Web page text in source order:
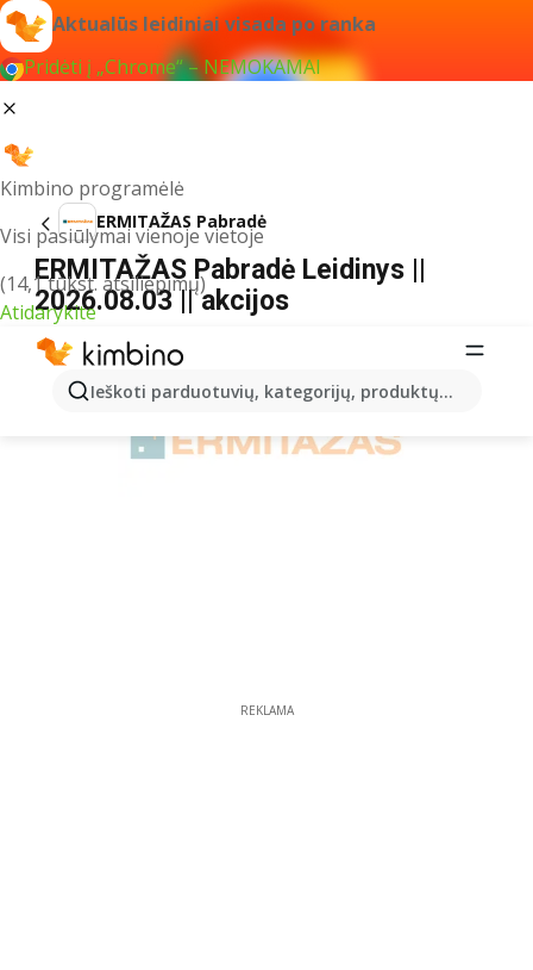
Aktualūs leidiniai visada po ranka
Pridėti į „Chrome“ – NEMOKAMAI
Kimbino programėlė
Visi pasiūlymai vienoje vietoje
(14,1 tūkst. atsiliepimų)
Atidarykite
Ieškoti parduotuvių, kategorijų, produktų...
ERMITAŽAS Pabradė
ERMITAŽAS Pabradė Leidinys ||
2026.08.03 || akcijos
REKLAMA